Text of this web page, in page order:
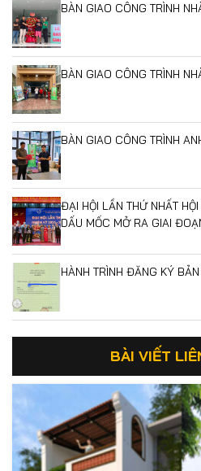
BÀN GIAO CÔNG TRÌNH
BÀN GIAO CÔNG TRÌNH
BÀN GIAO CÔNG TRÌNH
ĐẠI HỘI LẦN THỨ NHẤT
DẤU MỐC MỞ RA GIAI
HÀNH TRÌNH ĐĂNG KÝ
BÀI VIẾT